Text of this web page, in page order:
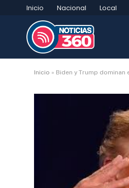
Inicio Nacional Local
Inicio » Biden y Trump dominan